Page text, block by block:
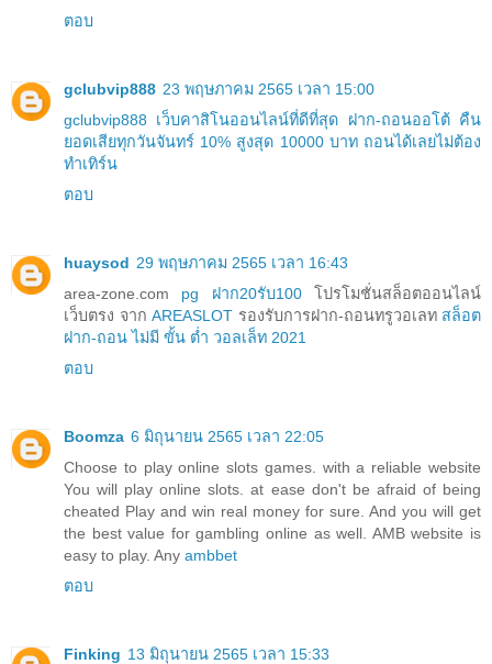
ตอบ
gclubvip888 23 พฤษภาคม 2565 เวลา 15:00
gclubvip888 เว็บคาสิโนออนไลน์ที่ดีที่สุด ฝาก-ถอนออโต้ คืน
ยอดเสียทุกวันจันทร์ 10% สูงสุด 10000 บาท ถอนได้เลยไม่ต้อง
ทำเทิร์น
ตอบ
huaysod 29 พฤษภาคม 2565 เวลา 16:43
area-zone.com pg ฝาก20รับ100โปรโมชั่นสล็อตออนไลน์
เว็บตรง จาก AREASLOT รองรับการฝาก-ถอนทรูวอเลท สล็อต
ฝาก-ถอน ไม่มี ขั้น ต่ำ วอลเล็ท 2021
ตอบ
Boomza 6 มิถุนายน 2565 เวลา 22:05
Choose to play online slots games. with a reliable website
You will play online slots. at ease don't be afraid of being
cheated Play and win real money for sure. And you will get
the best value for gambling online as well. AMB website is
easy to play. Any ambbet
ตอบ
Finking 13 มิถุนายน 2565 เวลา 15:33